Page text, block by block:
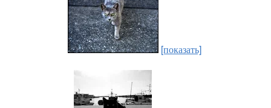
[показать]